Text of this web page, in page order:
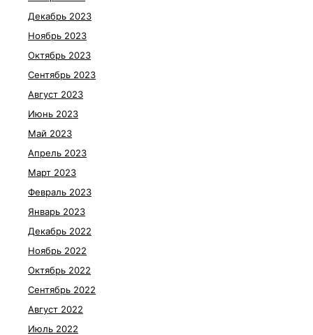
Декабрь 2023
Ноябрь 2023
Октябрь 2023
Сентябрь 2023
Август 2023
Июнь 2023
Май 2023
Апрель 2023
Март 2023
Февраль 2023
Январь 2023
Декабрь 2022
Ноябрь 2022
Октябрь 2022
Сентябрь 2022
Август 2022
Июль 2022